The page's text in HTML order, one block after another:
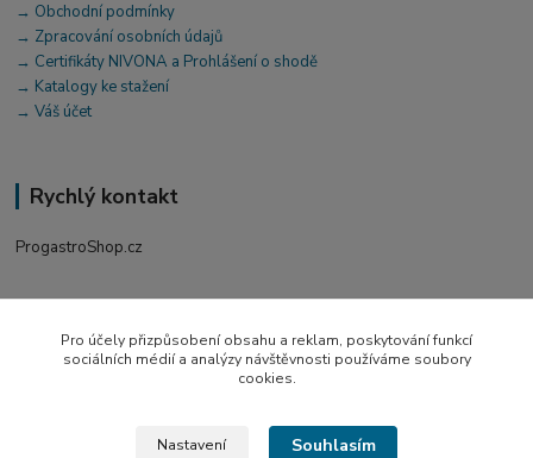
→ Obchodní podmínky
→ Zpracování osobních údajů
→ Certifikáty NIVONA a Prohlášení o shodě
→ Katalogy ke stažení
→ Váš účet
Rychlý kontakt
ProgastroShop.cz
+420 519 411 299
Po-Pá 7-16 hod
Pro účely přizpůsobení obsahu a reklam, poskytování funkcí
sociálních médií a analýzy návštěvnosti používáme soubory
cookies.
Nastavení Souhlasím